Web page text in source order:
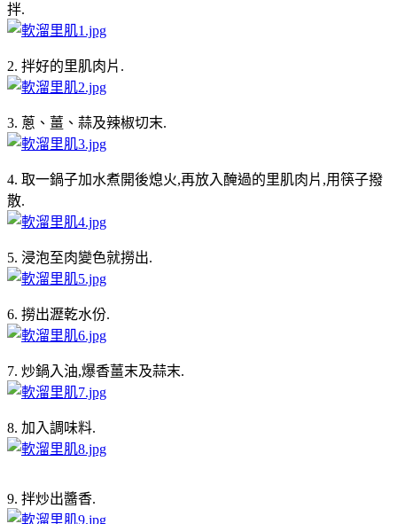
拌.
2. 拌好的里肌肉片.
3. 蔥、薑、蒜及辣椒切末.
4. 取一鍋子加水煮開後熄火,再放入醃過的里肌肉片,用筷子撥
散.
5. 浸泡至肉變色就撈出.
6. 撈出瀝乾水份.
7. 炒鍋入油,爆香薑末及蒜末.
8. 加入調味料.
9. 拌炒出醬香.